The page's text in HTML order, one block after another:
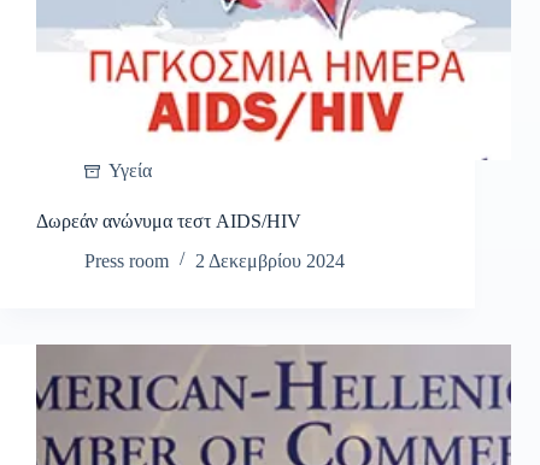
Υγεία
Δωρεάν ανώνυμα τεστ AIDS/HIV
Press room
2 Δεκεμβρίου 2024